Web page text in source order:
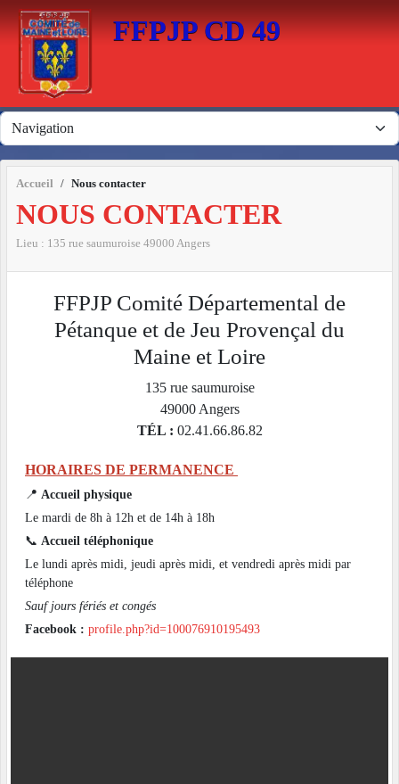
FFPJP CD 49
Accueil Nous contacter
NOUS CONTACTER
Lieu : 135 rue saumuroise 49000 Angers
FFPJP Comité Départemental de
Pétanque et de Jeu Provençal du
Maine et Loire
135 rue saumuroise
49000 Angers
TÉL : 02.41.66.86.82
HORAIRES DE PERMANENCE
📍 Accueil physique
Le mardi de 8h à 12h et de 14h à 18h
📞 Accueil téléphonique
Le lundi après midi, jeudi après midi, et vendredi après midi par
téléphone
Sauf jours fériés et congés
Facebook : profile.php?id=100076910195493
Panneau de gestion des cookies